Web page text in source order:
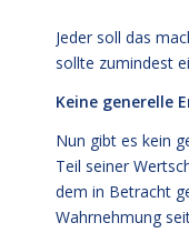
Jeder soll das
sollte zumindest
Keine generelle
Nun gibt es kein
Teil seiner
dem in Betracht
Wahrnehmung